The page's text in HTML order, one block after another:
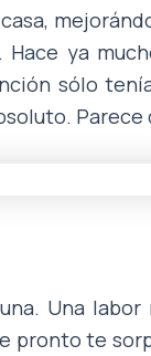
ya
sólo
Parece
Una
pronto te